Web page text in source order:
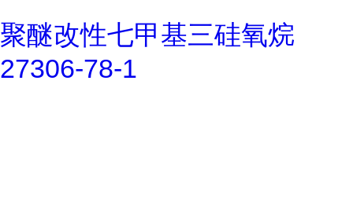
聚醚改性七甲基三硅氧烷
27306-78-1